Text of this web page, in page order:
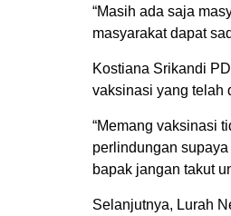
“Masih ada saja
masyarakat dapat
Kostiana Srikandi
vaksinasi yang telah
“Memang vaksinasi
perlindungan
bapak jangan takut
Selanjutnya, Lurah